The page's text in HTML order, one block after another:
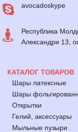
avocadoskype
Республика
Александри 13,
КАТАЛОГ ТОВАРОВ
Шары латексные
Шары
Открытки
Гелий, аксессуары
Мыльные пузыри